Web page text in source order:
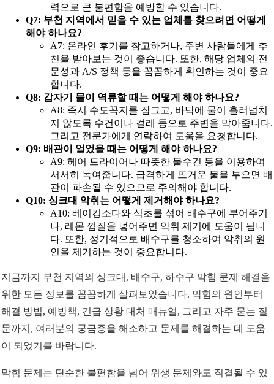
력으로 큰 불편함을 예방할 수 있습니다.
Q7: 부천 지역에서 믿을 수 있는 업체를 찾으려면 어떻게
해야 하나요?
A7: 온라인 후기를 참고하거나, 주변 사람들에게 추
천을 받아보는 것이 좋습니다. 또한, 해당 업체의 전
문성과 A/S 정책 등을 꼼꼼하게 확인하는 것이 중요
합니다.
Q8: 갑자기 물이 역류할 때는 어떻게 해야 하나요?
A8: 즉시 수도꼭지를 잠그고, 바닥에 물이 흘러넘치
지 않도록 수건이나 걸레 등으로 주변을 막아줍니다.
그리고 전문가에게 연락하여 도움을 요청합니다.
Q9: 배관이 얼었을 때는 어떻게 해야 하나요?
A9: 헤어 드라이어나 따뜻한 물수건 등을 이용하여
서서히 녹여줍니다. 급격하게 뜨거운 물을 부으면 배
관이 파손될 수 있으므로 주의해야 합니다.
Q10: 싱크대 악취는 어떻게 제거해야 하나요?
A10: 베이킹소다와 식초를 섞어 배수구에 부어주거
나, 레몬 껍질을 넣어주면 악취 제거에 도움이 됩니
다. 또한, 정기적으로 배수구를 청소하여 악취의 원
인을 제거하는 것이 중요합니다.
지금까지 부천 지역의 싱크대, 배수구, 하수구 막힘 문제 해결을
위한 모든 정보를 꼼꼼하게 살펴보았습니다. 막힘의 원인부터
해결 방법, 예방책, 긴급 상황 대처 매뉴얼, 그리고 자주 묻는 질
문까지, 여러분의 궁금증을 해소하고 문제를 해결하는 데 도움
이 되었기를 바랍니다.
막힘 문제는 단순한 불편함을 넘어 위생 문제와도 직결될 수 있